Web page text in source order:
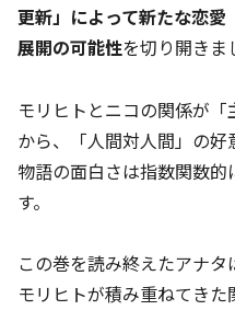
更新」によって新たな恋
展開の可能性を切り開きま
モリヒトとニコの関係が
から、「人間対人間」の好
物語の面白さは指数関数
す。
この巻を読み終えたアナタ
モリヒトが積み重ねてき